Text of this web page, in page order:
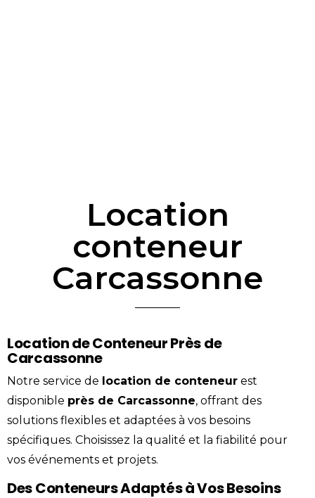
Location
conteneur
Carcassonne
Location de Conteneur Près de
Carcassonne
Notre service de location de conteneur est
disponible près de Carcassonne, offrant des
solutions flexibles et adaptées à vos besoins
spécifiques. Choisissez la qualité et la fiabilité pour
vos événements et projets.
Des Conteneurs Adaptés à Vos Besoins